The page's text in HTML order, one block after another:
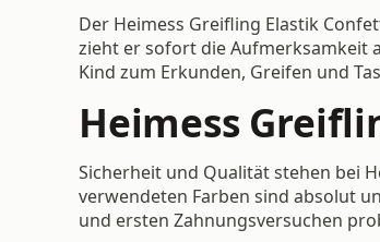
Der Heimess Greifling Elastik
zieht er sofort die Aufmerksamkeit
Kind zum Erkunden, Greifen und
Heimess
Sicherheit und Qualität stehen bei
verwendeten Farben sind absolut
und ersten Zahnungsversuchen